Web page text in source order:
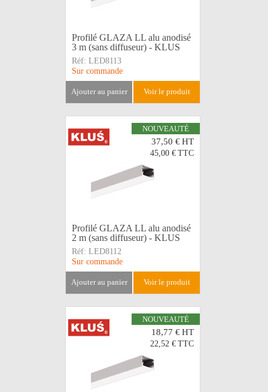
Profilé GLAZA LL alu anodisé
3 m (sans diffuseur) - KLUS
Réf: LED8113
Sur commande
ajouter au panier voir le produit
NOUVEAUTÉ
37,50 €HT
45,00 € TTC
Profilé GLAZA LL alu anodisé
2 m (sans diffuseur) - KLUS
Réf: LED8112
Sur commande
ajouter au panier voir le produit
NOUVEAUTÉ
18,77 €HT
22,52 € TTC